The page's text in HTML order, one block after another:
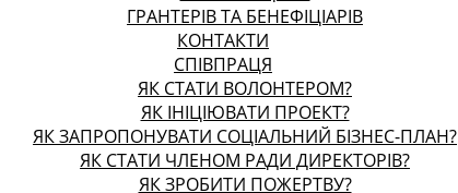
ГРАНТЕРІВ ТА БЕНЕФІЦІАРІВ
КОНТАКТИ
СПІВПРАЦЯ
ЯК СТАТИ ВОЛОНТЕРОМ?
ЯК ІНІЦІЮВАТИ ПРОЕКТ?
ЯК ЗАПРОПОНУВАТИ СОЦІАЛЬНИЙ БІЗНЕС-ПЛАН?
ЯК СТАТИ ЧЛЕНОМ РАДИ ДИРЕКТОРІВ?
ЯК ЗРОБИТИ ПОЖЕРТВУ?